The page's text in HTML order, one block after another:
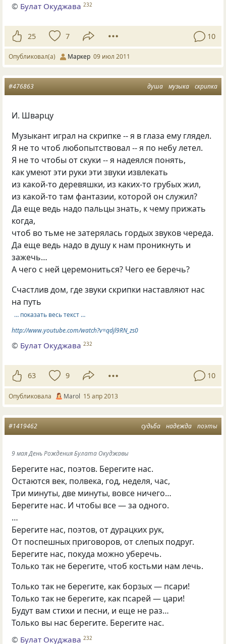
© Булат Окуджава 232
25 7 10
Опубликовал(а) Маркер 09 июл 2011
душа музыка скрипка
#476863
И. Шварцу
Музыкант играл на скрипке -- я в глаза ему глядел.
Я не то чтоб любопытствовал -- я по небу летел.
Я не то чтобы от скуки -- я надеялся понять,
как умеют эти руки эти звуки извлекать
из какой-то деревяшки, из каких-то грубых жил,
из какой-то там фантазии, которой он служил?
Да еще ведь надо пальцы знать, к чему прижать
когда,
чтоб во тьме не затерялась гордых звуков череда.
Да еще ведь надо в душу к нам проникнуть и
зажечь…
А чего с ней церемониться? Чего ее беречь?
Счастлив дом, где звуки скрипки наставляют нас
на путь
… показать весь текст …
http://www.youtube.com/watch?v=qdjl9RN_zs0
© Булат Окуджава 232
63 9 10
Опубликовала Marol 15 апр 2013
судьба надежда поэты
#1419462
9 мая День Рождения Булата Окуджавы
Берегите нас, поэтов. Берегите нас.
Остаются век, полвека, год, неделя, час,
Три минуты, две минуты, вовсе ничего…
Берегите нас. И чтобы все — за одного.
…
Берегите нас, поэтов, от дурацких рук,
От поспешных приговоров, от слепых подруг.
Берегите нас, покуда можно уберечь.
Только так не берегите, чтоб костьми нам лечь.
Только так не берегите, как борзых — псари!
Только так не берегите, как псарей — цари!
Будут вам стихи и песни, и еще не раз…
Только вы нас берегите. Берегите нас.
© Булат Окуджава 232